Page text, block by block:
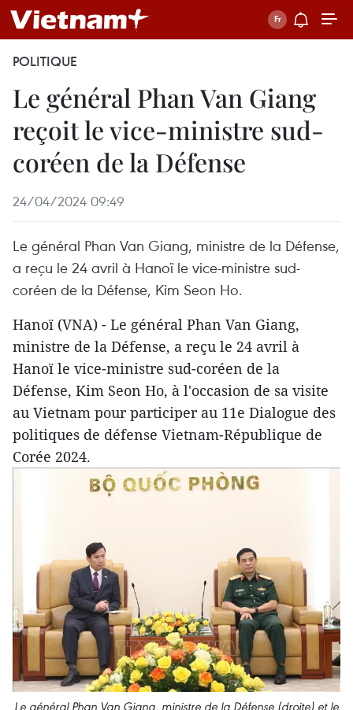
POLITIQUE
Le général Phan Van Giang
reçoit le vice-ministre sud-
coréen de la Défense
24/04/2024 09:49
Le général Phan Van Giang, ministre de la Défense,
a reçu le 24 avril à Hanoï le vice-ministre sud-
coréen de la Défense, Kim Seon Ho.
Hanoï (VNA) - Le général Phan Van Giang,
ministre de la Défense, a reçu le 24 avril à
Hanoï le vice-ministre sud-coréen de la
Défense, Kim Seon Ho, à l'occasion de sa visite
au Vietnam pour participer au 11e Dialogue des
politiques de défense Vietnam-République de
Corée 2024.
Le général Phan Van Giang, ministre de la Défense (droite) et le